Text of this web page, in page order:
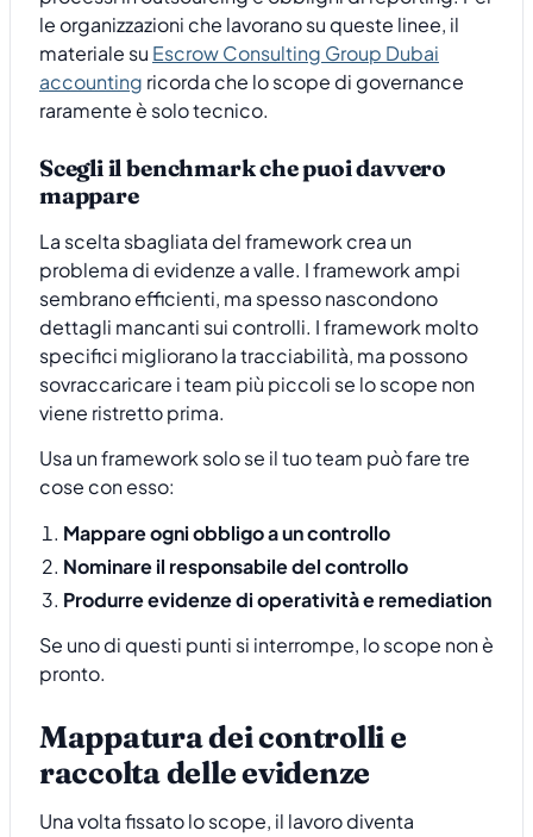
le organizzazioni che lavorano su queste linee, il
materiale su Escrow Consulting Group Dubai
accounting ricorda che lo scope di governance
raramente è solo tecnico.
Scegli il benchmark che puoi davvero
mappare
La scelta sbagliata del framework crea un
problema di evidenze a valle. I framework ampi
sembrano efficienti, ma spesso nascondono
dettagli mancanti sui controlli. I framework molto
specifici migliorano la tracciabilità, ma possono
sovraccaricare i team più piccoli se lo scope non
viene ristretto prima.
Usa un framework solo se il tuo team può fare tre
cose con esso:
Mappare ogni obbligo a un controllo
Nominare il responsabile del controllo
Produrre evidenze di operatività e remediation
Se uno di questi punti si interrompe, lo scope non è
pronto.
Mappatura dei controlli e
raccolta delle evidenze
Una volta fissato lo scope, il lavoro diventa